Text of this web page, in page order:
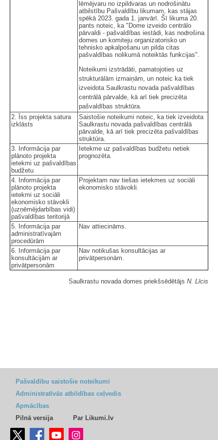
lēmējvaru no izpildvaras un nodrošinātu
atbilstību Pašvaldību likumam, kas stājas
spēkā 2023. gada 1. janvārī. Šī likuma 20.
pants noteic, ka "Dome izveido centrālo
pārvaldi - pašvaldības iestādi, kas nodrošina
domes un komiteju organizatorisko un
tehnisko apkalpošanu un pilda citas
pašvaldības nolikumā noteiktās funkcijas".
Noteikumi izstrādāti, pamatojoties uz
strukturālām izmaiņām, un noteic ka tiek
izveidota Saulkrastu novada pašvaldības
centrālā pārvalde, kā arī tiek precizēta
pašvaldības struktūra.
2. Īss projekta satura
izklāsts
Saistošie noteikumi noteic, ka tiek izveidota
Saulkrastu novada pašvaldības centrālā
pārvalde, kā arī tiek precizēta pašvaldības
struktūra.
3. Informācija par
plānoto projekta
ietekmi uz pašvaldības
budžetu
Ietekme uz pašvaldības budžetu netiek
prognozēta.
4. Informācija par
plānoto projekta
ietekmi uz sociāli
ekonomisko stāvokli
(uzņēmējdarbības vidi)
pašvaldības teritorijā
Projektam nav tiešas ietekmes uz sociāli
ekonomisko stāvokli.
5. Informācija par
administratīvajām
procedūrām
Nav attiecināms.
6. Informācija par
konsultācijām ar
privātpersonām
Nav notikušas konsultācijas ar
privātpersonām.
Saulkrastu novada domes priekšsēdētājs N. Līcis
Pašvaldību saistošie noteikumi
Administratīvās atbildības ceļvedis
Apmācības
Pilnā versija
Par Likumi.lv